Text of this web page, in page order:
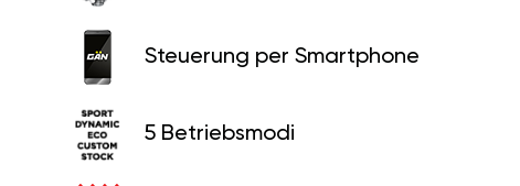
Steuerung per Smartphone
5 Betriebsmodi